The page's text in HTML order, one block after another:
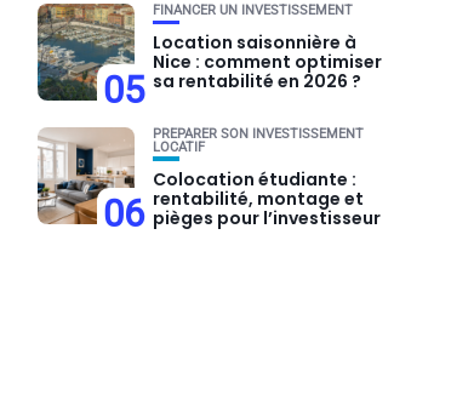
05
FINANCER UN INVESTISSEMENT
Location saisonnière à
Nice : comment optimiser
sa rentabilité en 2026 ?
06
PRÉPARER SON INVESTISSEMENT
LOCATIF
Colocation étudiante :
rentabilité, montage et
pièges pour l’investisseur